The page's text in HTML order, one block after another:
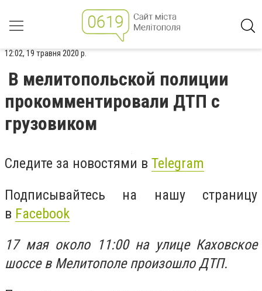
12:02, 19 травня 2020 р.
В мелитопольской полиции
прокомментировали ДТП с
грузовиком
Следите за новостями в Telegram
Подписывайтесь на нашу страницу
в Facebook
17 мая около 11:00 на улице Каховское
шоссе в Мелитополе произошло ДТП.